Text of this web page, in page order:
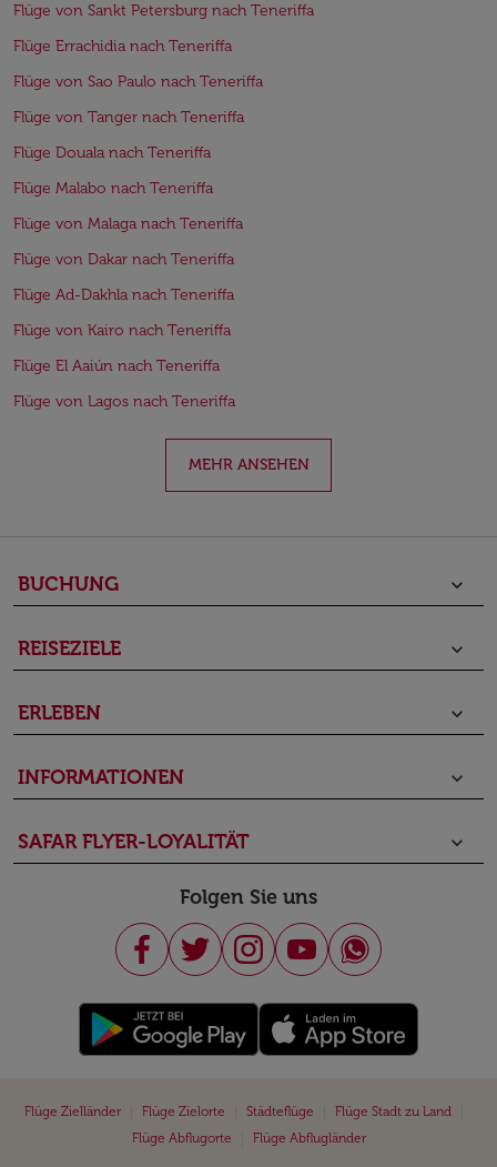
Flüge von Sankt Petersburg nach Teneriffa
Flüge Errachidia nach Teneriffa
Flüge von Sao Paulo nach Teneriffa
Flüge von Tanger nach Teneriffa
Flüge Douala nach Teneriffa
Flüge Malabo nach Teneriffa
Flüge von Malaga nach Teneriffa
Flüge von Dakar nach Teneriffa
Flüge Ad-Dakhla nach Teneriffa
Flüge von Kairo nach Teneriffa
Flüge El Aaiún nach Teneriffa
Flüge von Lagos nach Teneriffa
MEHR ANSEHEN
BUCHUNG keyboard_arrow_down
REISEZIELE keyboard_arrow_down
ERLEBEN keyboard_arrow_down
INFORMATIONEN keyboard_arrow_down
SAFAR FLYER-LOYALITÄT keyboard_arrow_down
Folgen Sie uns
Flüge Zielländer Flüge Zielorte Städteflüge Flüge Stadt zu Land
Flüge Abflugorte
Flüge Abflugländer